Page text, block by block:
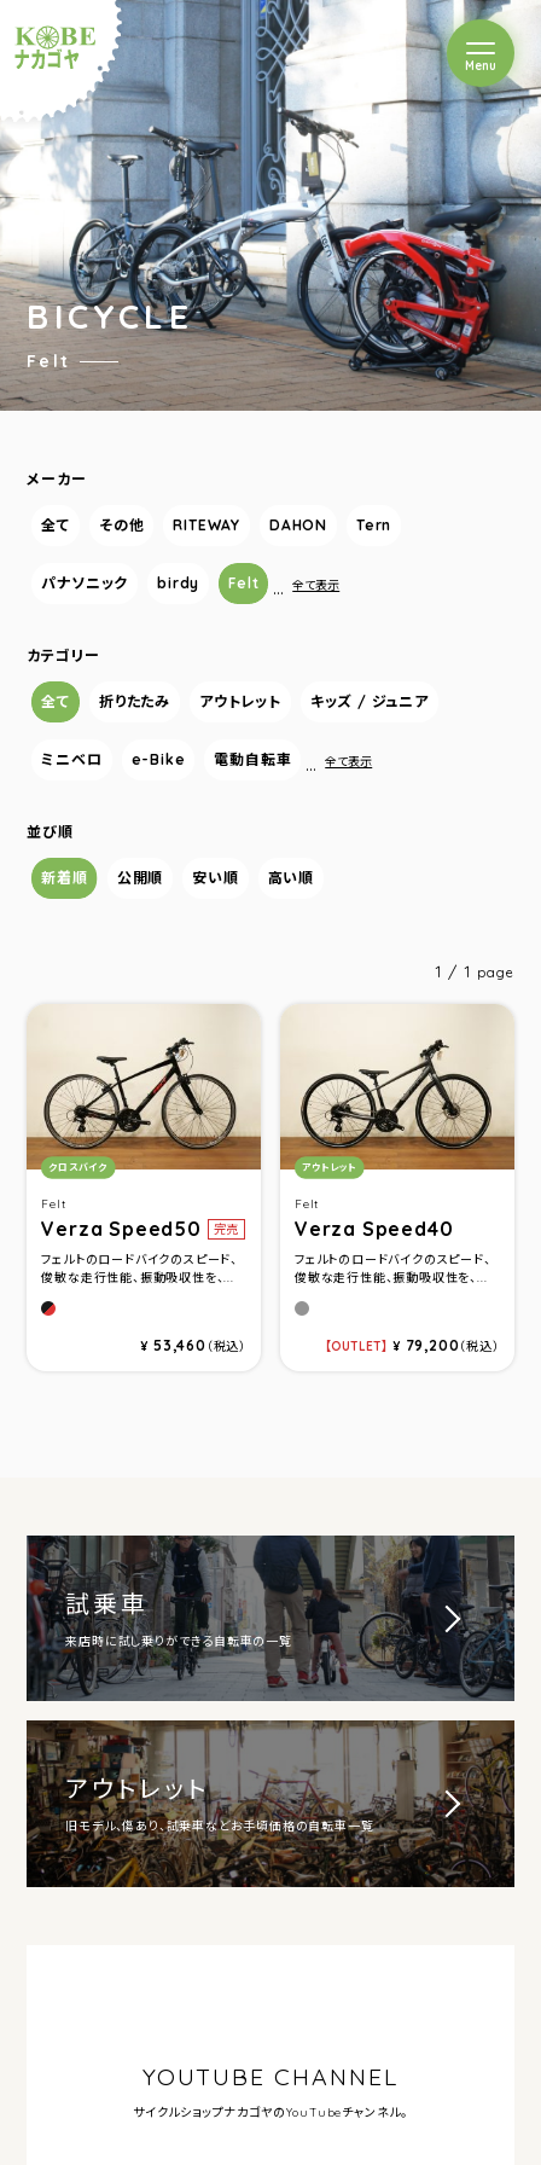
ルショップナカゴヤ
Menuを開閉
BICYCLE
Felt
メーカー
全て その他 RITEWAY DAHON Tern
パナソニック birdy Felt … 全て表示
カテゴリー
全て 折りたたみ アウトレット キッズ / ジュニア
ミニベロ e-Bike 電動自転車 … 全て表示
並び順
新着順 公開順 安い順 高い順
1 / 1 page
Felt
Verza Speed50 完売
カテゴリ：
クロスバイク
フェルトのロードバイクのスピード、
俊敏な走行性能、振動吸収性を、...
ブラック/レッド
¥ 53,460 （税込）
Felt
Verza Speed40
カテゴリ：
アウトレット
フェルトのロードバイクのスピード、
俊敏な走行性能、振動吸収性を、...
チャコール(サイズXS)
OUTLET ¥ 79,200（税込）
試乗車
来店時に試し乗りができる自転車の一覧
アウトレット
旧モデル、傷あり、試乗車などお手頃価格の自転車一覧
YOUTUBE CHANNEL
サイクルショップナカゴヤのYouTubeチャンネル。